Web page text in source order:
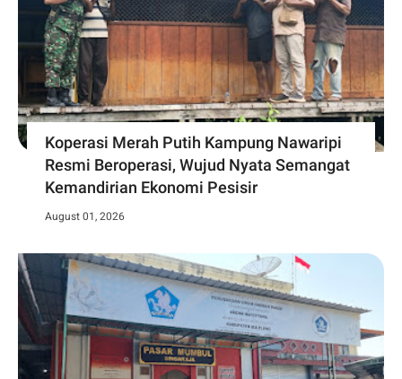
Koperasi Merah Putih Kampung Nawaripi
Resmi Beroperasi, Wujud Nyata Semangat
Kemandirian Ekonomi Pesisir
August 01, 2026